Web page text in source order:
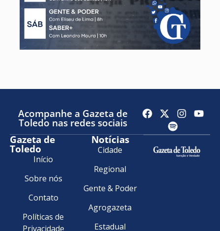
Acompanhe a Gazeta de
Toledo nas redes sociais
Gazeta de
Toledo
Início
Sobre nós
Contato
Políticas de
Privacidade
Notícias
Cidade
Regional
Gente & Poder
Agrogazeta
Estadual